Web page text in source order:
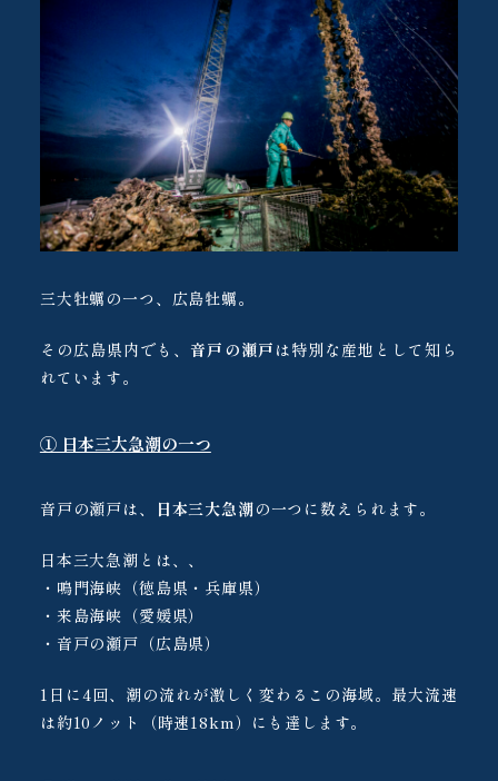
三大牡蠣の一つ、広島牡蠣。
その広島県内でも、 音戸の瀬戸 は特別な産地として知ら
れています。
① 日本三大急潮の一つ
音戸の瀬戸は、 日本三大急潮の一つに数えられます。
日本三大急潮とは、、
・鳴門海峡（徳島県・兵庫県）
・来島海峡（愛媛県）
・音戸の瀬戸（広島県）
1日に4回、潮の流れが激しく変わるこの海域。最大流速
は約10ノット（時速18km）にも達します。